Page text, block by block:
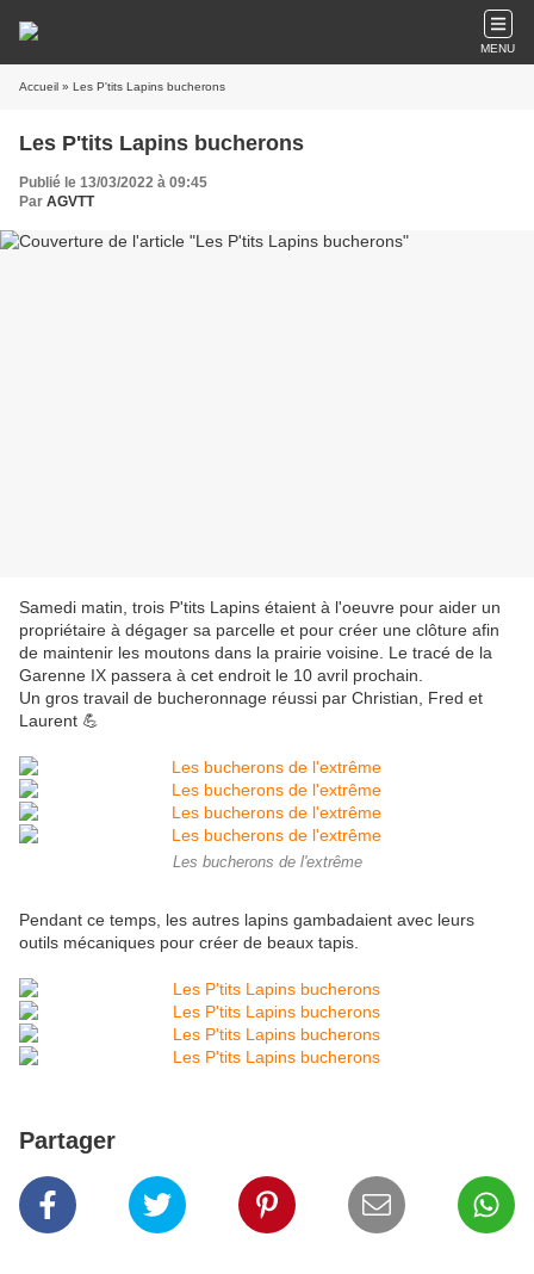
MENU
Accueil » Les P'tits Lapins bucherons
Les P'tits Lapins bucherons
Publié le 13/03/2022 à 09:45
Par AGVTT
Samedi matin, trois P'tits Lapins étaient à l'oeuvre pour aider un
propriétaire à dégager sa parcelle et pour créer une clôture afin
de maintenir les moutons dans la prairie voisine. Le tracé de la
Garenne IX passera à cet endroit le 10 avril prochain.
Un gros travail de bucheronnage réussi par Christian, Fred et
Laurent 💪
Les bucherons de l'extrême
Pendant ce temps, les autres lapins gambadaient avec leurs
outils mécaniques pour créer de beaux tapis.
Partager